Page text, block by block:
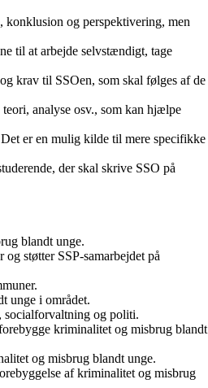
konklusion og perspektivering, men
til at arbejde selvstændigt, tage
krav til SSOen, som skal følges af de
analyse osv., som kan hjælpe
er en mulig kilde til mere specifikke
der skal skrive SSO på
blandt unge.
støtter SSP-samarbejdet på
unge i området.
socialforvaltning og politi.
kriminalitet og misbrug blandt
og misbrug blandt unge.
af kriminalitet og misbrug